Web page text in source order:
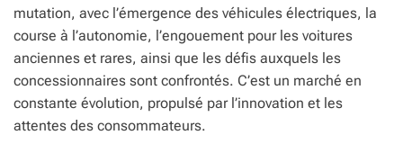
mutation, avec l’émergence des véhicules électriques, la
course à l’autonomie, l’engouement pour les voitures
anciennes et rares, ainsi que les défis auxquels les
concessionnaires sont confrontés. C’est un marché en
constante évolution, propulsé par l’innovation et les
attentes des consommateurs.